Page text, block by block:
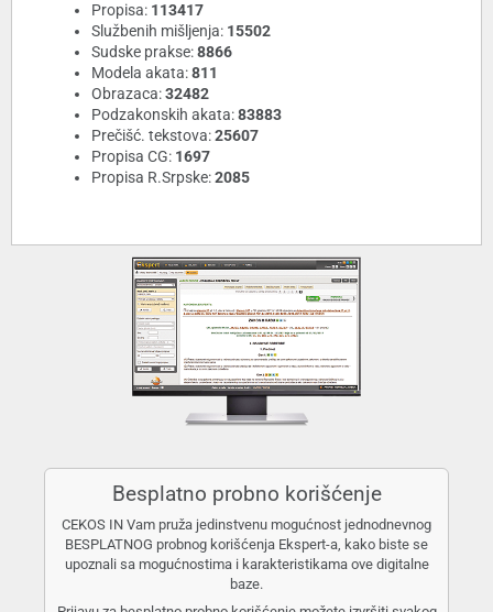
Propisa: 113417
Službenih mišljenja: 15502
Sudske prakse:8866
Modela akata:811
Obrazaca:32482
Podzakonskih akata:83883
Prečišć. tekstova:25607
Propisa CG: 1697
Propisa R.Srpske:2085
Besplatno probno korišćenje
CEKOS IN Vam pruža jedinstvenu mogućnost jednodnevnog
BESPLATNOG probnog korišćenja Ekspert-a, kako biste se
upoznali sa mogućnostima i karakteristikama ove digitalne
baze.